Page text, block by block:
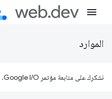
الموارد
نشكرك على متابعة مؤتمر Google I/O.